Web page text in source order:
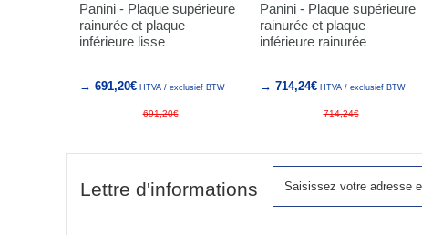
Panini - Plaque supérieure
rainurée et plaque
inférieure lisse
→ 691,20€ HTVA / exclusief BTW
691,20€
Panini - Plaque supérieure
rainurée et plaque
inférieure rainurée
→ 714,24€ HTVA / exclusief BTW
714,24€
Lettre d'informations